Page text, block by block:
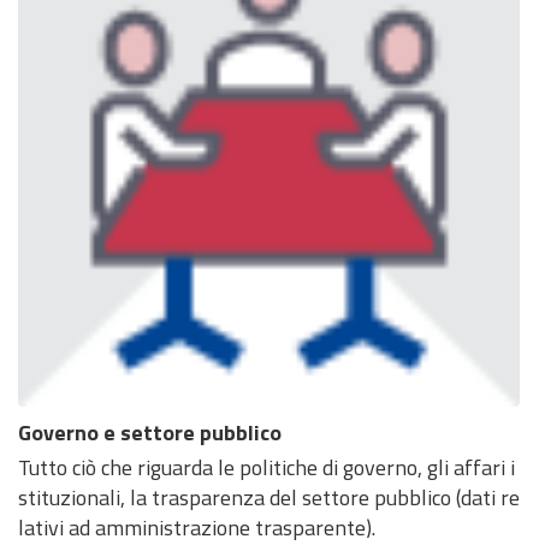
Governo e settore pubblico
Tutto ciò che riguarda le politiche di governo, gli affari i
stituzionali, la trasparenza del settore pubblico (dati re
lativi ad amministrazione trasparente).